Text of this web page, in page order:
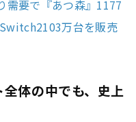
需要で『あつ森』1177
万台を販売
体の中でも、史上